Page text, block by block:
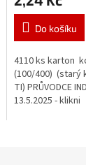
Do košíku
4110 ks karton
(100/400) (starý
TI) PRŮVODCE
13.5.2025 - klikni